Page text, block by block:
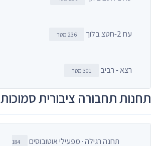
עח 2-חטצ בלוך 236 מטר
רצא - רביב 301 מטר
תחנות תחבורה ציבורית סמוכות
תחנה רגילה · מפעילי אוטובוסים 184